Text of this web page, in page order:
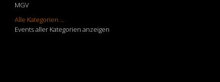
MGV
Alle Kategorien ...
Events aller Kategorien anzeigen